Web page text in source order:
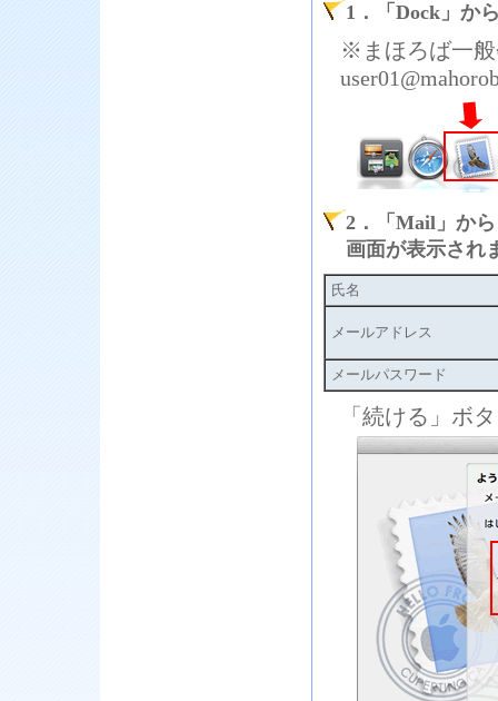
1．「Dock」か
※まほろば一
2．「Mail」か
画面が表示され
氏名
メールアドレス
メールパスワード
「続ける」ボ